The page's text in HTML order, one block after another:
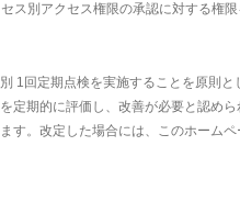
ス別アクセス権限の承認に対する権限
1回定期点検を実施することを原則と
定期的に評価し、改善が必要と認め
す。改定した場合には、このホーム